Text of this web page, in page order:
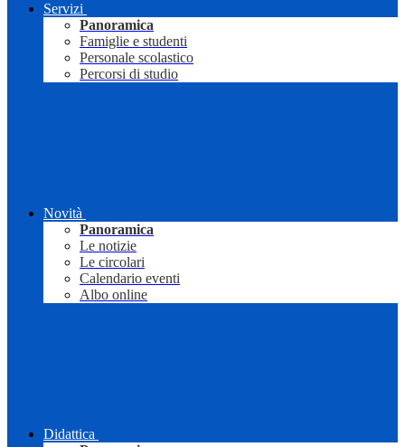
Servizi
Panoramica
Famiglie e studenti
Personale scolastico
Percorsi di studio
Novità
Panoramica
Le notizie
Le circolari
Calendario eventi
Albo online
Didattica